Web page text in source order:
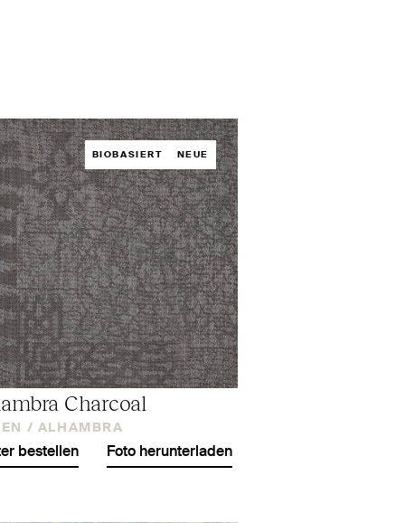
BIOBASIERT NEUE
Charcoal
/ ALHAMBRA
bestellen Foto herunterladen